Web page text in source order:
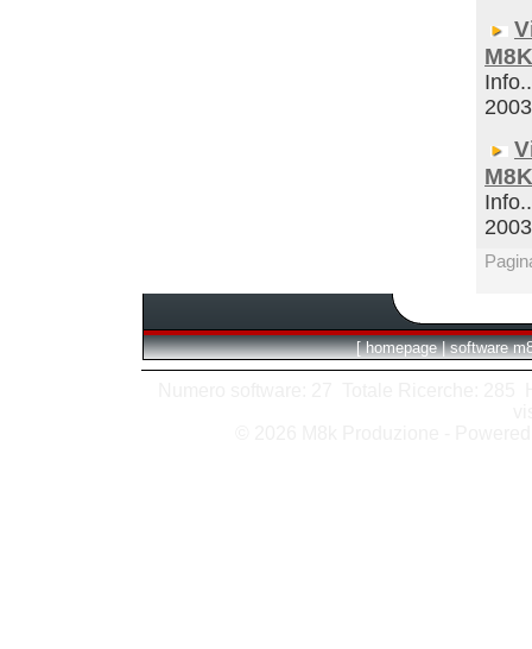
2003
2003
[ homepage | software